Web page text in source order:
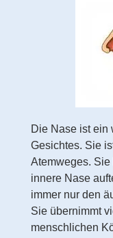
Die Nase ist ein
Gesichtes. Sie
Atemweges.
innere Nase
immer nur den
Sie übernimmt
menschlichen